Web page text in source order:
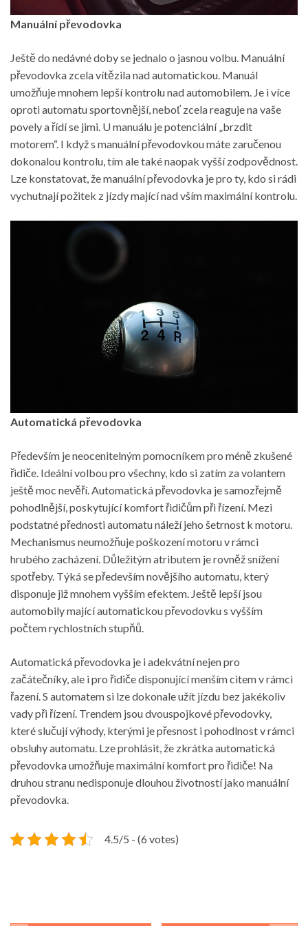
Manuální převodovka
Ještě do nedávné doby se jednalo o jasnou volbu. Manuální
převodovka zcela vítězila nad automatickou. Manuál
umožňuje mnohem lepší kontrolu nad automobilem. Je i více
oproti automatu sportovnější, neboť zcela reaguje na vaše
povely a řídí se jimi. U manuálu je potenciální „brzdit
motorem“. I když s manuální převodovkou máte zaručenou
dokonalou kontrolu, tím ale také naopak vyšší zodpovědnost.
Lze konstatovat, že manuální převodovka je pro ty, kdo si rádi
vychutnají požitek z jízdy mající nad vším maximální kontrolu.
Automatická převodovka
Především je neocenitelným pomocníkem pro méně zkušené
řidiče. Ideální volbou pro všechny, kdo si zatím za volantem
ještě moc nevěří. Automatická převodovka je samozřejmě
pohodlnější, poskytující komfort řidičům při řízení. Mezi
podstatné přednosti automatu náleží jeho šetrnost k motoru.
Mechanismus neumožňuje poškození motoru v rámci
hrubého zacházení. Důležitým atributem je rovněž snížení
spotřeby. Týká se především novějšího automatu, který
disponuje již mnohem vyšším efektem. Ještě lepší jsou
automobily mající automatickou převodovku s vyšším
počtem rychlostních stupňů.
Automatická převodovka je i adekvátní nejen pro
začátečníky, ale i pro řidiče disponující menším citem v rámci
řazení. S automatem si lze dokonale užít jízdu bez jakékoliv
vady při řízení. Trendem jsou dvouspojkové převodovky,
které slučují výhody, kterými je přesnost i pohodlnost v rámci
obsluhy automatu. Lze prohlásit, že zkrátka automatická
převodovka umožňuje maximální komfort pro řidiče! Na
druhou stranu nedisponuje dlouhou životností jako manuální
převodovka.
4.5/5 - (6 votes)